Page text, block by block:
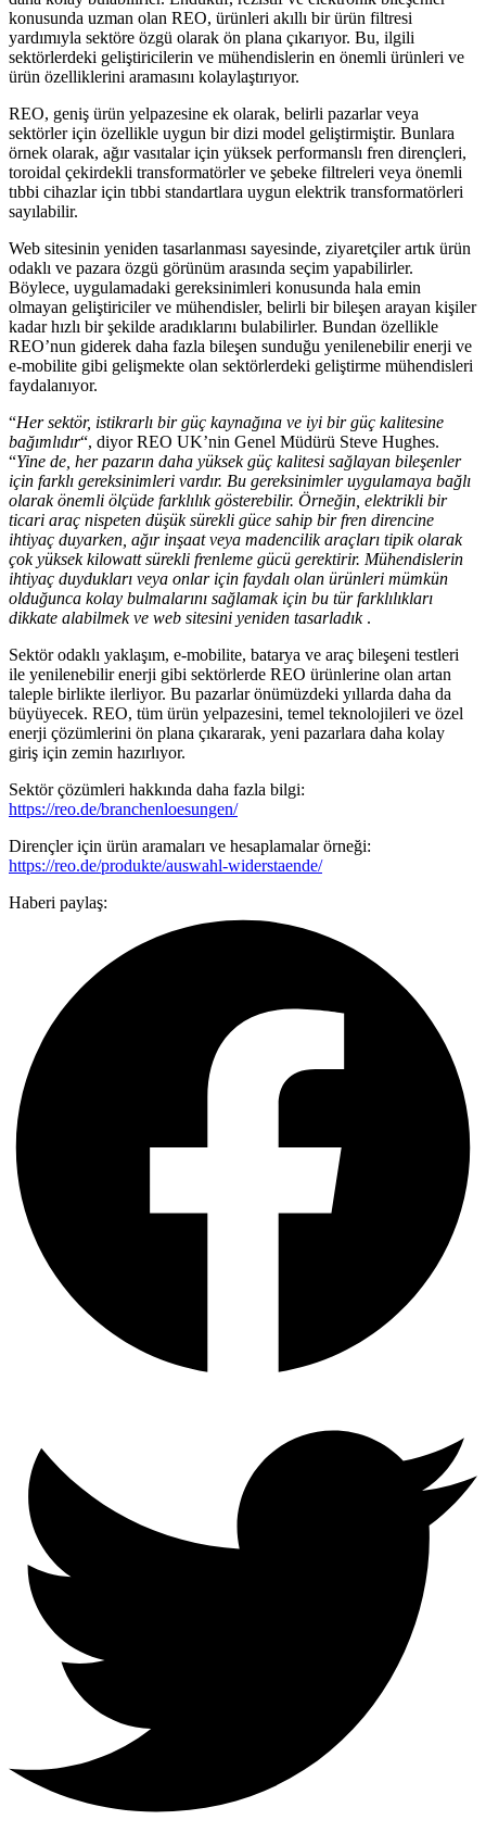
konusunda uzman olan REO, ürünleri akıllı bir ürün filtresi
yardımıyla sektöre özgü olarak ön plana çıkarıyor. Bu, ilgili
sektörlerdeki geliştiricilerin ve mühendislerin en önemli ürünleri ve
ürün özelliklerini aramasını kolaylaştırıyor.
REO, geniş ürün yelpazesine ek olarak, belirli pazarlar veya
sektörler için özellikle uygun bir dizi model geliştirmiştir. Bunlara
örnek olarak, ağır vasıtalar için yüksek performanslı fren dirençleri,
toroidal çekirdekli transformatörler ve şebeke filtreleri veya önemli
tıbbi cihazlar için tıbbi standartlara uygun elektrik transformatörleri
sayılabilir.
Web sitesinin yeniden tasarlanması sayesinde, ziyaretçiler artık ürün
odaklı ve pazara özgü görünüm arasında seçim yapabilirler.
Böylece, uygulamadaki gereksinimleri konusunda hala emin
olmayan geliştiriciler ve mühendisler, belirli bir bileşen arayan kişiler
kadar hızlı bir şekilde aradıklarını bulabilirler. Bundan özellikle
REO’nun giderek daha fazla bileşen sunduğu yenilenebilir enerji ve
e-mobilite gibi gelişmekte olan sektörlerdeki geliştirme mühendisleri
faydalanıyor.
“Her sektör, istikrarlı bir güç kaynağına ve iyi bir güç kalitesine
bağımlıdır“, diyor REO UK’nin Genel Müdürü Steve Hughes.
“Yine de, her pazarın daha yüksek güç kalitesi sağlayan bileşenler
için farklı gereksinimleri vardır. Bu gereksinimler uygulamaya bağlı
olarak önemli ölçüde farklılık gösterebilir. Örneğin, elektrikli bir
ticari araç nispeten düşük sürekli güce sahip bir fren direncine
ihtiyaç duyarken, ağır inşaat veya madencilik araçları tipik olarak
çok yüksek kilowatt sürekli frenleme gücü gerektirir. Mühendislerin
ihtiyaç duydukları veya onlar için faydalı olan ürünleri mümkün
olduğunca kolay bulmalarını sağlamak için bu tür farklılıkları
dikkate alabilmek ve web sitesini yeniden tasarladık .
Sektör odaklı yaklaşım, e-mobilite, batarya ve araç bileşeni testleri
ile yenilenebilir enerji gibi sektörlerde REO ürünlerine olan artan
taleple birlikte ilerliyor. Bu pazarlar önümüzdeki yıllarda daha da
büyüyecek. REO, tüm ürün yelpazesini, temel teknolojileri ve özel
enerji çözümlerini ön plana çıkararak, yeni pazarlara daha kolay
giriş için zemin hazırlıyor.
Sektör çözümleri hakkında daha fazla bilgi:
https://reo.de/branchenloesungen/
Dirençler için ürün aramaları ve hesaplamalar örneği:
https://reo.de/produkte/auswahl-widerstaende/
Haberi paylaş: